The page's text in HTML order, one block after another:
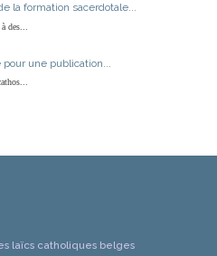
la formation sacerdotale...
des...
une publication...
laïcs catholiques belges